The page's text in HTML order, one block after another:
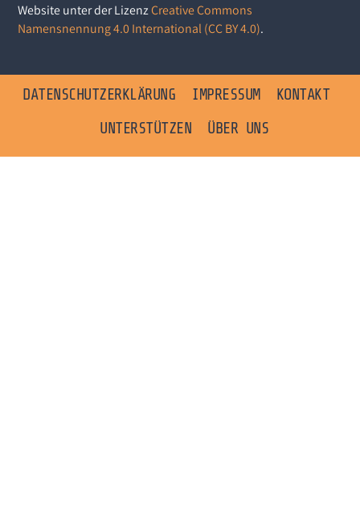
Website unter der LizenzCreative Commons
Namensnennung 4.0 International (CC BY 4.0).
DATENSCHUTZERKLÄRUNG IMPRESSUM
KONTAKT
UNTERSTÜTZEN
ÜBER UNS